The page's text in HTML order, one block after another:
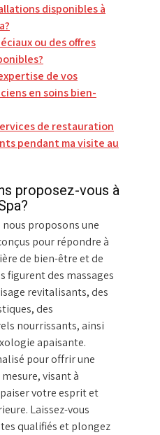
disponibles à
ou des offres
de vos
en soins bien-
de restauration
pendant ma visite au
proposez-vous à
nous proposons une
pour répondre à
de bien-être et de
figurent des massages
revitalisants, des
des
nourrissants, ainsi
apaisante.
pour offrir une
visant à
votre esprit et
Laissez-vous
qualifiés et plongez